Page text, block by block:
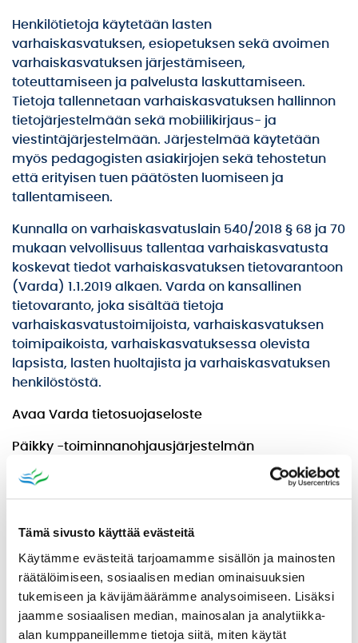
Tämä sivusto käyttää evästeitä
Käytämme evästeitä tarjoamamme sisällön ja mainosten
räätälöimiseen, sosiaalisen median ominaisuuksien
tukemiseen ja kävijämäärämme analysoimiseen. Lisäksi
jaamme sosiaalisen median, mainosalan ja analytiikka-
alan kumppaneillemme tietoja siitä, miten käytät
VARHAISKASVATUS
ESIOPETUS
Henkilötietoja käytetään lasten
varhaiskasvatuksen, esiopetuksen sekä avoimen
varhaiskasvatuksen järjestämiseen,
toteuttamiseen ja palvelusta laskuttamiseen.
Tietoja tallennetaan varhaiskasvatuksen hallinnon
tietojärjestelmään sekä mobiilikirjaus- ja
viestintäjärjestelmään. Järjestelmää käytetään
myös pedagogisten asiakirjojen sekä tehostetun
että erityisen tuen päätösten luomiseen ja
tallentamiseen.
Kunnalla on varhaiskasvatuslain 540/2018 § 68 ja 70
mukaan velvollisuus tallentaa varhaiskasvatusta
koskevat tiedot varhaiskasvatuksen tietovarantoon
(Varda) 1.1.2019 alkaen. Varda on kansallinen
tietovaranto, joka sisältää tietoja
varhaiskasvatustoimijoista, varhaiskasvatuksen
toimipaikoista, varhaiskasvatuksessa olevista
lapsista, lasten huoltajista ja varhaiskasvatuksen
henkilöstöstä.
Avaa Varda tietosuojaseloste
Päikky -toiminnanohjausjärjestelmän
tietosuojaseloste